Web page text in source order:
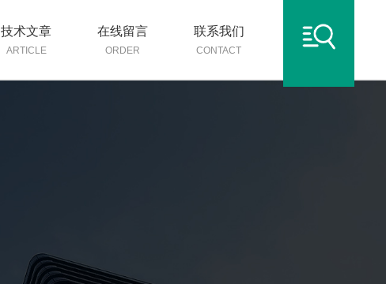
技术文章
ARTICLE
在线留言
ORDER
联系我们
CONTACT